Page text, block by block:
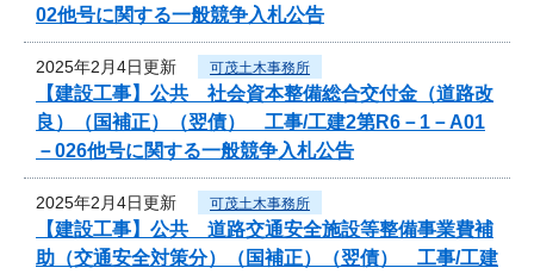
02他号に関する一般競争入札公告
2025年2月4日更新 可茂土木事務所
【建設工事】公共 社会資本整備総合交付金（道路改
良）（国補正）（翌債） 工事/工建2第R6－1－A01
－026他号に関する一般競争入札公告
2025年2月4日更新 可茂土木事務所
【建設工事】公共 道路交通安全施設等整備事業費補
助（交通安全対策分）（国補正）（翌債） 工事/工建